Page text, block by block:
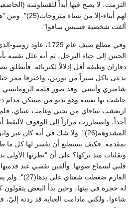
التزمت، لا يصح فيها أبداً للقساوسة
لهم أبناء-إلا من
ألفت شخصية قسيس سافوا".
وفي مطلع صيف عام 1729،
الحنين إلى حياة الترحل، ثم أنه علل نفسه
دفاران وظيفة أقل إذلالاً لكبريائه. فأنطلق
يدعى باكل سيراً من تورين، واخترقا ممر
شامبري وآنسي. وقد صور قلمه الرومانسي
جاشت بها نفسه وهو يدنو من مسكن مدام
ارتعشت ساقاي من تحتي وغامت عيناي، فلم
أحداً، واضطررت مراراً إلى الوقوف
المشدوهة(26)". ولا شك في أنه كان
بمقدمه. فكيف يستطيع أن يفسر لها كل
وتقلبات منذ تركها؟ على أن "نظرتها
قلبي لسماع صوتها. وألقين نفسي عند
العارم ضغطت
له حجرة في بيتها، وحين بدأ البعض يتقولون
شاءوا، ولكني مادامت العناية قد ردته إليّ،